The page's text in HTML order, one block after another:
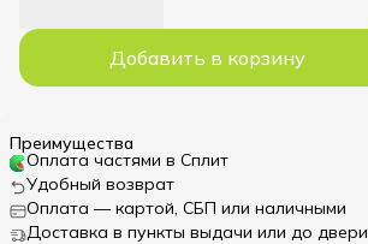
Добавить в корзину
Преимущества
Оплата частями в Сплит
Удобный возврат
Оплата — картой, СБП или наличными
Доставка в пункты выдачи или до двери